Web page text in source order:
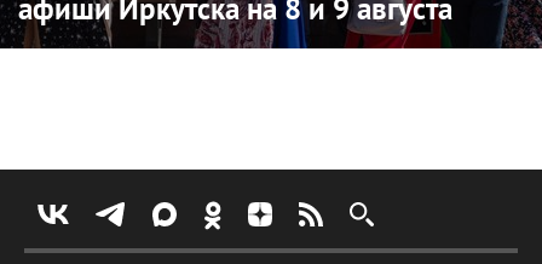
афиши Иркутска на 8 и 9 августа